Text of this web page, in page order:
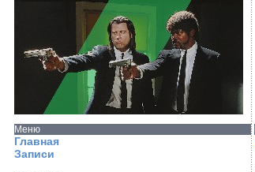
Меню
Главная
Записи